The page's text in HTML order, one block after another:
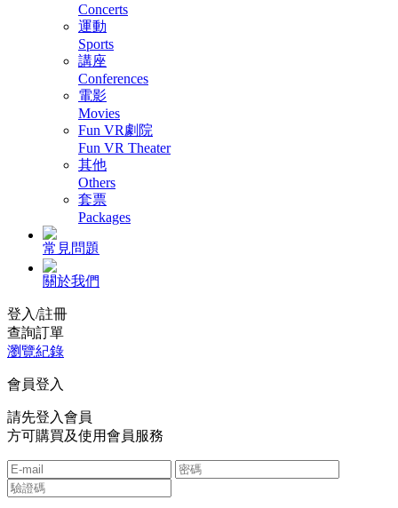
Concerts
運動
Sports
講座
Conferences
電影
Movies
Fun VR劇院
Fun VR Theater
其他
Others
套票
Packages
常見問題
關於我們
登入/註冊
查詢訂單
瀏覽紀錄
會員登入
請先登入會員
方可購買及使用會員服務